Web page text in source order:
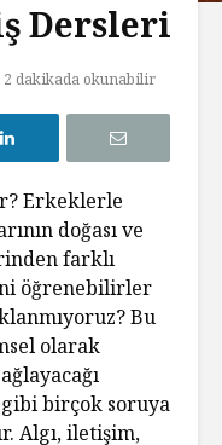
Dersleri
2 dakikada okunabilir
Erkeklerle
doğası ve
farklı
öğrenebilirler
Bu
olarak
birçok soruya
Algı, iletişim,